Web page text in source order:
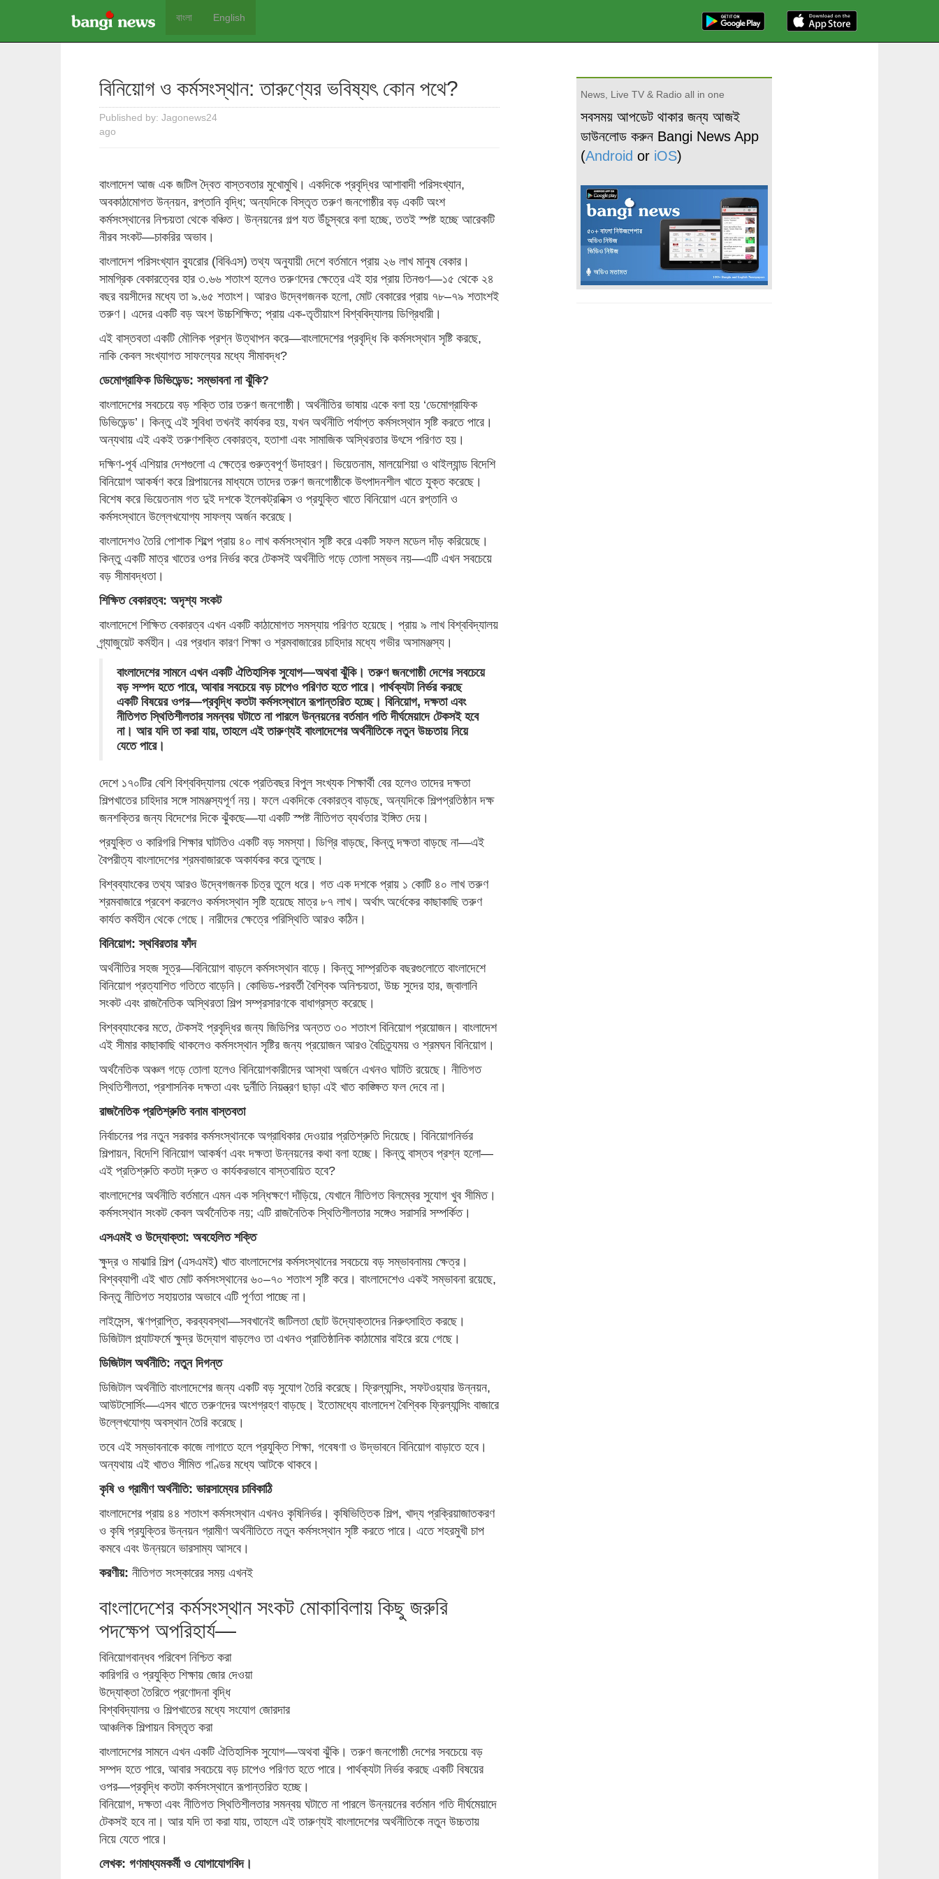
বাংলা English
বিনিয়োগ ও কর্মসংস্থান: তারুণ্যের ভবিষ্যৎ কোন পথে?
Published by: Jagonews24
ago
বাংলাদেশ আজ এক জটিল দ্বৈত বাস্তবতার মুখোমুখি। একদিকে প্রবৃদ্ধির আশাবাদী পরিসংখ্যান,
অবকাঠামোগত উন্নয়ন, রপ্তানি বৃদ্ধি; অন্যদিকে বিস্তৃত তরুণ জনগোষ্ঠীর বড় একটি অংশ
কর্মসংস্থানের নিশ্চয়তা থেকে বঞ্চিত। উন্নয়নের গল্প যত উঁচুস্বরে বলা হচ্ছে, ততই স্পষ্ট হচ্ছে আরেকটি
নীরব সংকট—চাকরির অভাব।
বাংলাদেশ পরিসংখ্যান ব্যুরোর (বিবিএস) তথ্য অনুযায়ী দেশে বর্তমানে প্রায় ২৬ লাখ মানুষ বেকার।
সামগ্রিক বেকারত্বের হার ৩.৬৬ শতাংশ হলেও তরুণদের ক্ষেত্রে এই হার প্রায় তিনগুণ—১৫ থেকে ২৪
বছর বয়সীদের মধ্যে তা ৯.৬৫ শতাংশ। আরও উদ্বেগজনক হলো, মোট বেকারের প্রায় ৭৮–৭৯ শতাংশই
তরুণ। এদের একটি বড় অংশ উচ্চশিক্ষিত; প্রায় এক-তৃতীয়াংশ বিশ্ববিদ্যালয় ডিগ্রিধারী।
এই বাস্তবতা একটি মৌলিক প্রশ্ন উত্থাপন করে—বাংলাদেশের প্রবৃদ্ধি কি কর্মসংস্থান সৃষ্টি করছে,
নাকি কেবল সংখ্যাগত সাফল্যের মধ্যে সীমাবদ্ধ?
ডেমোগ্রাফিক ডিভিডেন্ড: সম্ভাবনা না ঝুঁকি?
বাংলাদেশের সবচেয়ে বড় শক্তি তার তরুণ জনগোষ্ঠী। অর্থনীতির ভাষায় একে বলা হয় ‘ডেমোগ্রাফিক
ডিভিডেন্ড’। কিন্তু এই সুবিধা তখনই কার্যকর হয়, যখন অর্থনীতি পর্যাপ্ত কর্মসংস্থান সৃষ্টি করতে পারে।
অন্যথায় এই একই তরুণশক্তি বেকারত্ব, হতাশা এবং সামাজিক অস্থিরতার উৎসে পরিণত হয়।
দক্ষিণ-পূর্ব এশিয়ার দেশগুলো এ ক্ষেত্রে গুরুত্বপূর্ণ উদাহরণ। ভিয়েতনাম, মালয়েশিয়া ও থাইল্যান্ড বিদেশি
বিনিয়োগ আকর্ষণ করে শিল্পায়নের মাধ্যমে তাদের তরুণ জনগোষ্ঠীকে উৎপাদনশীল খাতে যুক্ত করেছে।
বিশেষ করে ভিয়েতনাম গত দুই দশকে ইলেকট্রনিক্স ও প্রযুক্তি খাতে বিনিয়োগ এনে রপ্তানি ও
কর্মসংস্থানে উল্লেখযোগ্য সাফল্য অর্জন করেছে।
বাংলাদেশও তৈরি পোশাক শিল্পে প্রায় ৪০ লাখ কর্মসংস্থান সৃষ্টি করে একটি সফল মডেল দাঁড় করিয়েছে।
কিন্তু একটি মাত্র খাতের ওপর নির্ভর করে টেকসই অর্থনীতি গড়ে তোলা সম্ভব নয়—এটি এখন সবচেয়ে
বড় সীমাবদ্ধতা।
শিক্ষিত বেকারত্ব: অদৃশ্য সংকট
বাংলাদেশে শিক্ষিত বেকারত্ব এখন একটি কাঠামোগত সমস্যায় পরিণত হয়েছে। প্রায় ৯ লাখ বিশ্ববিদ্যালয়
গ্র্যাজুয়েট কর্মহীন। এর প্রধান কারণ শিক্ষা ও শ্রমবাজারের চাহিদার মধ্যে গভীর অসামঞ্জস্য।
বাংলাদেশের সামনে এখন একটি ঐতিহাসিক সুযোগ—অথবা ঝুঁকি। তরুণ জনগোষ্ঠী দেশের সবচেয়ে
বড় সম্পদ হতে পারে, আবার সবচেয়ে বড় চাপেও পরিণত হতে পারে। পার্থক্যটা নির্ভর করছে
একটি বিষয়ের ওপর—প্রবৃদ্ধি কতটা কর্মসংস্থানে রূপান্তরিত হচ্ছে। বিনিয়োগ, দক্ষতা এবং
নীতিগত স্থিতিশীলতার সমন্বয় ঘটাতে না পারলে উন্নয়নের বর্তমান গতি দীর্ঘমেয়াদে টেকসই হবে
না। আর যদি তা করা যায়, তাহলে এই তারুণ্যই বাংলাদেশের অর্থনীতিকে নতুন উচ্চতায় নিয়ে
যেতে পারে।
দেশে ১৭০টির বেশি বিশ্ববিদ্যালয় থেকে প্রতিবছর বিপুল সংখ্যক শিক্ষার্থী বের হলেও তাদের দক্ষতা
শিল্পখাতের চাহিদার সঙ্গে সামঞ্জস্যপূর্ণ নয়। ফলে একদিকে বেকারত্ব বাড়ছে, অন্যদিকে শিল্পপ্রতিষ্ঠান দক্ষ
জনশক্তির জন্য বিদেশের দিকে ঝুঁকছে—যা একটি স্পষ্ট নীতিগত ব্যর্থতার ইঙ্গিত দেয়।
প্রযুক্তি ও কারিগরি শিক্ষার ঘাটতিও একটি বড় সমস্যা। ডিগ্রি বাড়ছে, কিন্তু দক্ষতা বাড়ছে না—এই
বৈপরীত্য বাংলাদেশের শ্রমবাজারকে অকার্যকর করে তুলছে।
বিশ্বব্যাংকের তথ্য আরও উদ্বেগজনক চিত্র তুলে ধরে। গত এক দশকে প্রায় ১ কোটি ৪০ লাখ তরুণ
শ্রমবাজারে প্রবেশ করলেও কর্মসংস্থান সৃষ্টি হয়েছে মাত্র ৮৭ লাখ। অর্থাৎ অর্ধেকের কাছাকাছি তরুণ
কার্যত কর্মহীন থেকে গেছে। নারীদের ক্ষেত্রে পরিস্থিতি আরও কঠিন।
বিনিয়োগ: স্থবিরতার ফাঁদ
অর্থনীতির সহজ সূত্র—বিনিয়োগ বাড়লে কর্মসংস্থান বাড়ে। কিন্তু সাম্প্রতিক বছরগুলোতে বাংলাদেশে
বিনিয়োগ প্রত্যাশিত গতিতে বাড়েনি। কোভিড-পরবর্তী বৈশ্বিক অনিশ্চয়তা, উচ্চ সুদের হার, জ্বালানি
সংকট এবং রাজনৈতিক অস্থিরতা শিল্প সম্প্রসারণকে বাধাগ্রস্ত করেছে।
বিশ্বব্যাংকের মতে, টেকসই প্রবৃদ্ধির জন্য জিডিপির অন্তত ৩০ শতাংশ বিনিয়োগ প্রয়োজন। বাংলাদেশ
এই সীমার কাছাকাছি থাকলেও কর্মসংস্থান সৃষ্টির জন্য প্রয়োজন আরও বৈচিত্র্যময় ও শ্রমঘন বিনিয়োগ।
অর্থনৈতিক অঞ্চল গড়ে তোলা হলেও বিনিয়োগকারীদের আস্থা অর্জনে এখনও ঘাটতি রয়েছে। নীতিগত
স্থিতিশীলতা, প্রশাসনিক দক্ষতা এবং দুর্নীতি নিয়ন্ত্রণ ছাড়া এই খাত কাঙ্ক্ষিত ফল দেবে না।
রাজনৈতিক প্রতিশ্রুতি বনাম বাস্তবতা
নির্বাচনের পর নতুন সরকার কর্মসংস্থানকে অগ্রাধিকার দেওয়ার প্রতিশ্রুতি দিয়েছে। বিনিয়োগনির্ভর
শিল্পায়ন, বিদেশি বিনিয়োগ আকর্ষণ এবং দক্ষতা উন্নয়নের কথা বলা হচ্ছে। কিন্তু বাস্তব প্রশ্ন হলো—
এই প্রতিশ্রুতি কতটা দ্রুত ও কার্যকরভাবে বাস্তবায়িত হবে?
বাংলাদেশের অর্থনীতি বর্তমানে এমন এক সন্ধিক্ষণে দাঁড়িয়ে, যেখানে নীতিগত বিলম্বের সুযোগ খুব সীমিত।
কর্মসংস্থান সংকট কেবল অর্থনৈতিক নয়; এটি রাজনৈতিক স্থিতিশীলতার সঙ্গেও সরাসরি সম্পর্কিত।
এসএমই ও উদ্যোক্তা: অবহেলিত শক্তি
ক্ষুদ্র ও মাঝারি শিল্প (এসএমই) খাত বাংলাদেশের কর্মসংস্থানের সবচেয়ে বড় সম্ভাবনাময় ক্ষেত্র।
বিশ্বব্যাপী এই খাত মোট কর্মসংস্থানের ৬০–৭০ শতাংশ সৃষ্টি করে। বাংলাদেশেও একই সম্ভাবনা রয়েছে,
কিন্তু নীতিগত সহায়তার অভাবে এটি পূর্ণতা পাচ্ছে না।
লাইসেন্স, ঋণপ্রাপ্তি, করব্যবস্থা—সবখানেই জটিলতা ছোট উদ্যোক্তাদের নিরুৎসাহিত করছে।
ডিজিটাল প্ল্যাটফর্মে ক্ষুদ্র উদ্যোগ বাড়লেও তা এখনও প্রাতিষ্ঠানিক কাঠামোর বাইরে রয়ে গেছে।
ডিজিটাল অর্থনীতি: নতুন দিগন্ত
ডিজিটাল অর্থনীতি বাংলাদেশের জন্য একটি বড় সুযোগ তৈরি করেছে। ফ্রিল্যান্সিং, সফটওয়্যার উন্নয়ন,
আউটসোর্সিং—এসব খাতে তরুণদের অংশগ্রহণ বাড়ছে। ইতোমধ্যে বাংলাদেশ বৈশ্বিক ফ্রিল্যান্সিং বাজারে
উল্লেখযোগ্য অবস্থান তৈরি করেছে।
তবে এই সম্ভাবনাকে কাজে লাগাতে হলে প্রযুক্তি শিক্ষা, গবেষণা ও উদ্ভাবনে বিনিয়োগ বাড়াতে হবে।
অন্যথায় এই খাতও সীমিত গণ্ডির মধ্যে আটকে থাকবে।
কৃষি ও গ্রামীণ অর্থনীতি: ভারসাম্যের চাবিকাঠি
বাংলাদেশের প্রায় ৪৪ শতাংশ কর্মসংস্থান এখনও কৃষিনির্ভর। কৃষিভিত্তিক শিল্প, খাদ্য প্রক্রিয়াজাতকরণ
ও কৃষি প্রযুক্তির উন্নয়ন গ্রামীণ অর্থনীতিতে নতুন কর্মসংস্থান সৃষ্টি করতে পারে। এতে শহরমুখী চাপ
কমবে এবং উন্নয়নে ভারসাম্য আসবে।
করণীয়: নীতিগত সংস্কারের সময় এখনই
বাংলাদেশের কর্মসংস্থান সংকট মোকাবিলায় কিছু জরুরি
পদক্ষেপ অপরিহার্য—
বিনিয়োগবান্ধব পরিবেশ নিশ্চিত করা
কারিগরি ও প্রযুক্তি শিক্ষায় জোর দেওয়া
উদ্যোক্তা তৈরিতে প্রণোদনা বৃদ্ধি
বিশ্ববিদ্যালয় ও শিল্পখাতের মধ্যে সংযোগ জোরদার
আঞ্চলিক শিল্পায়ন বিস্তৃত করা
বাংলাদেশের সামনে এখন একটি ঐতিহাসিক সুযোগ—অথবা ঝুঁকি। তরুণ জনগোষ্ঠী দেশের সবচেয়ে বড়
সম্পদ হতে পারে, আবার সবচেয়ে বড় চাপেও পরিণত হতে পারে। পার্থক্যটা নির্ভর করছে একটি বিষয়ের
ওপর—প্রবৃদ্ধি কতটা কর্মসংস্থানে রূপান্তরিত হচ্ছে।
বিনিয়োগ, দক্ষতা এবং নীতিগত স্থিতিশীলতার সমন্বয় ঘটাতে না পারলে উন্নয়নের বর্তমান গতি দীর্ঘমেয়াদে
টেকসই হবে না। আর যদি তা করা যায়, তাহলে এই তারুণ্যই বাংলাদেশের অর্থনীতিকে নতুন উচ্চতায়
নিয়ে যেতে পারে।
লেখক: গণমাধ্যমকর্মী ও যোগাযোগবিদ।
News, Live TV & Radio all in one
সবসময় আপডেট থাকার জন্য আজই
ডাউনলোড করুন Bangi News App
(Android or iOS)